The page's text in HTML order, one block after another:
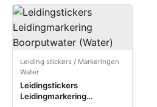
Leiding stickers / Markeringen ·
Water
Leidingstickers
Leidingmarkering